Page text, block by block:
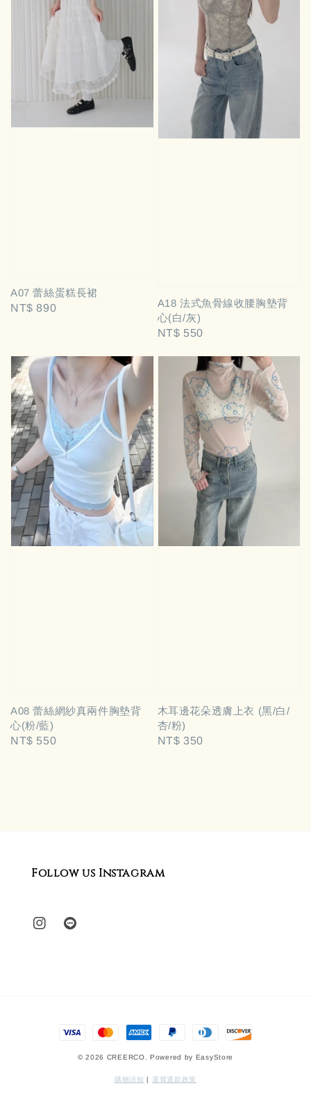
A07 蕾絲蛋糕長裙
Regular
NT$ 890
A18 法式魚骨線收腰胸墊背
心(白/灰)
Regular
NT$ 550
A08 蕾絲網紗真兩件胸墊背
心(粉/藍)
Regular
NT$ 550
木耳邊花朵透膚上衣 (黑/白/
杏/粉)
Regular
NT$ 350
Follow us Instagram
© 2026 CREERCO. Powered by EasyStore
購物須知 退貨退款政策